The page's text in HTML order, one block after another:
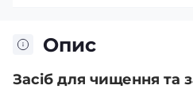
Опис
Засіб для чищення та